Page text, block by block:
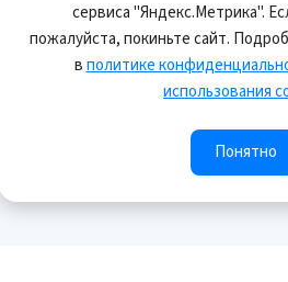
сервиса "Яндекс.Метрика".
пожалуйста, покиньте сайт.
вполитике
использования
Понятно